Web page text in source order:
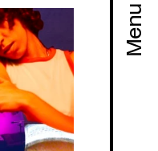
Menu